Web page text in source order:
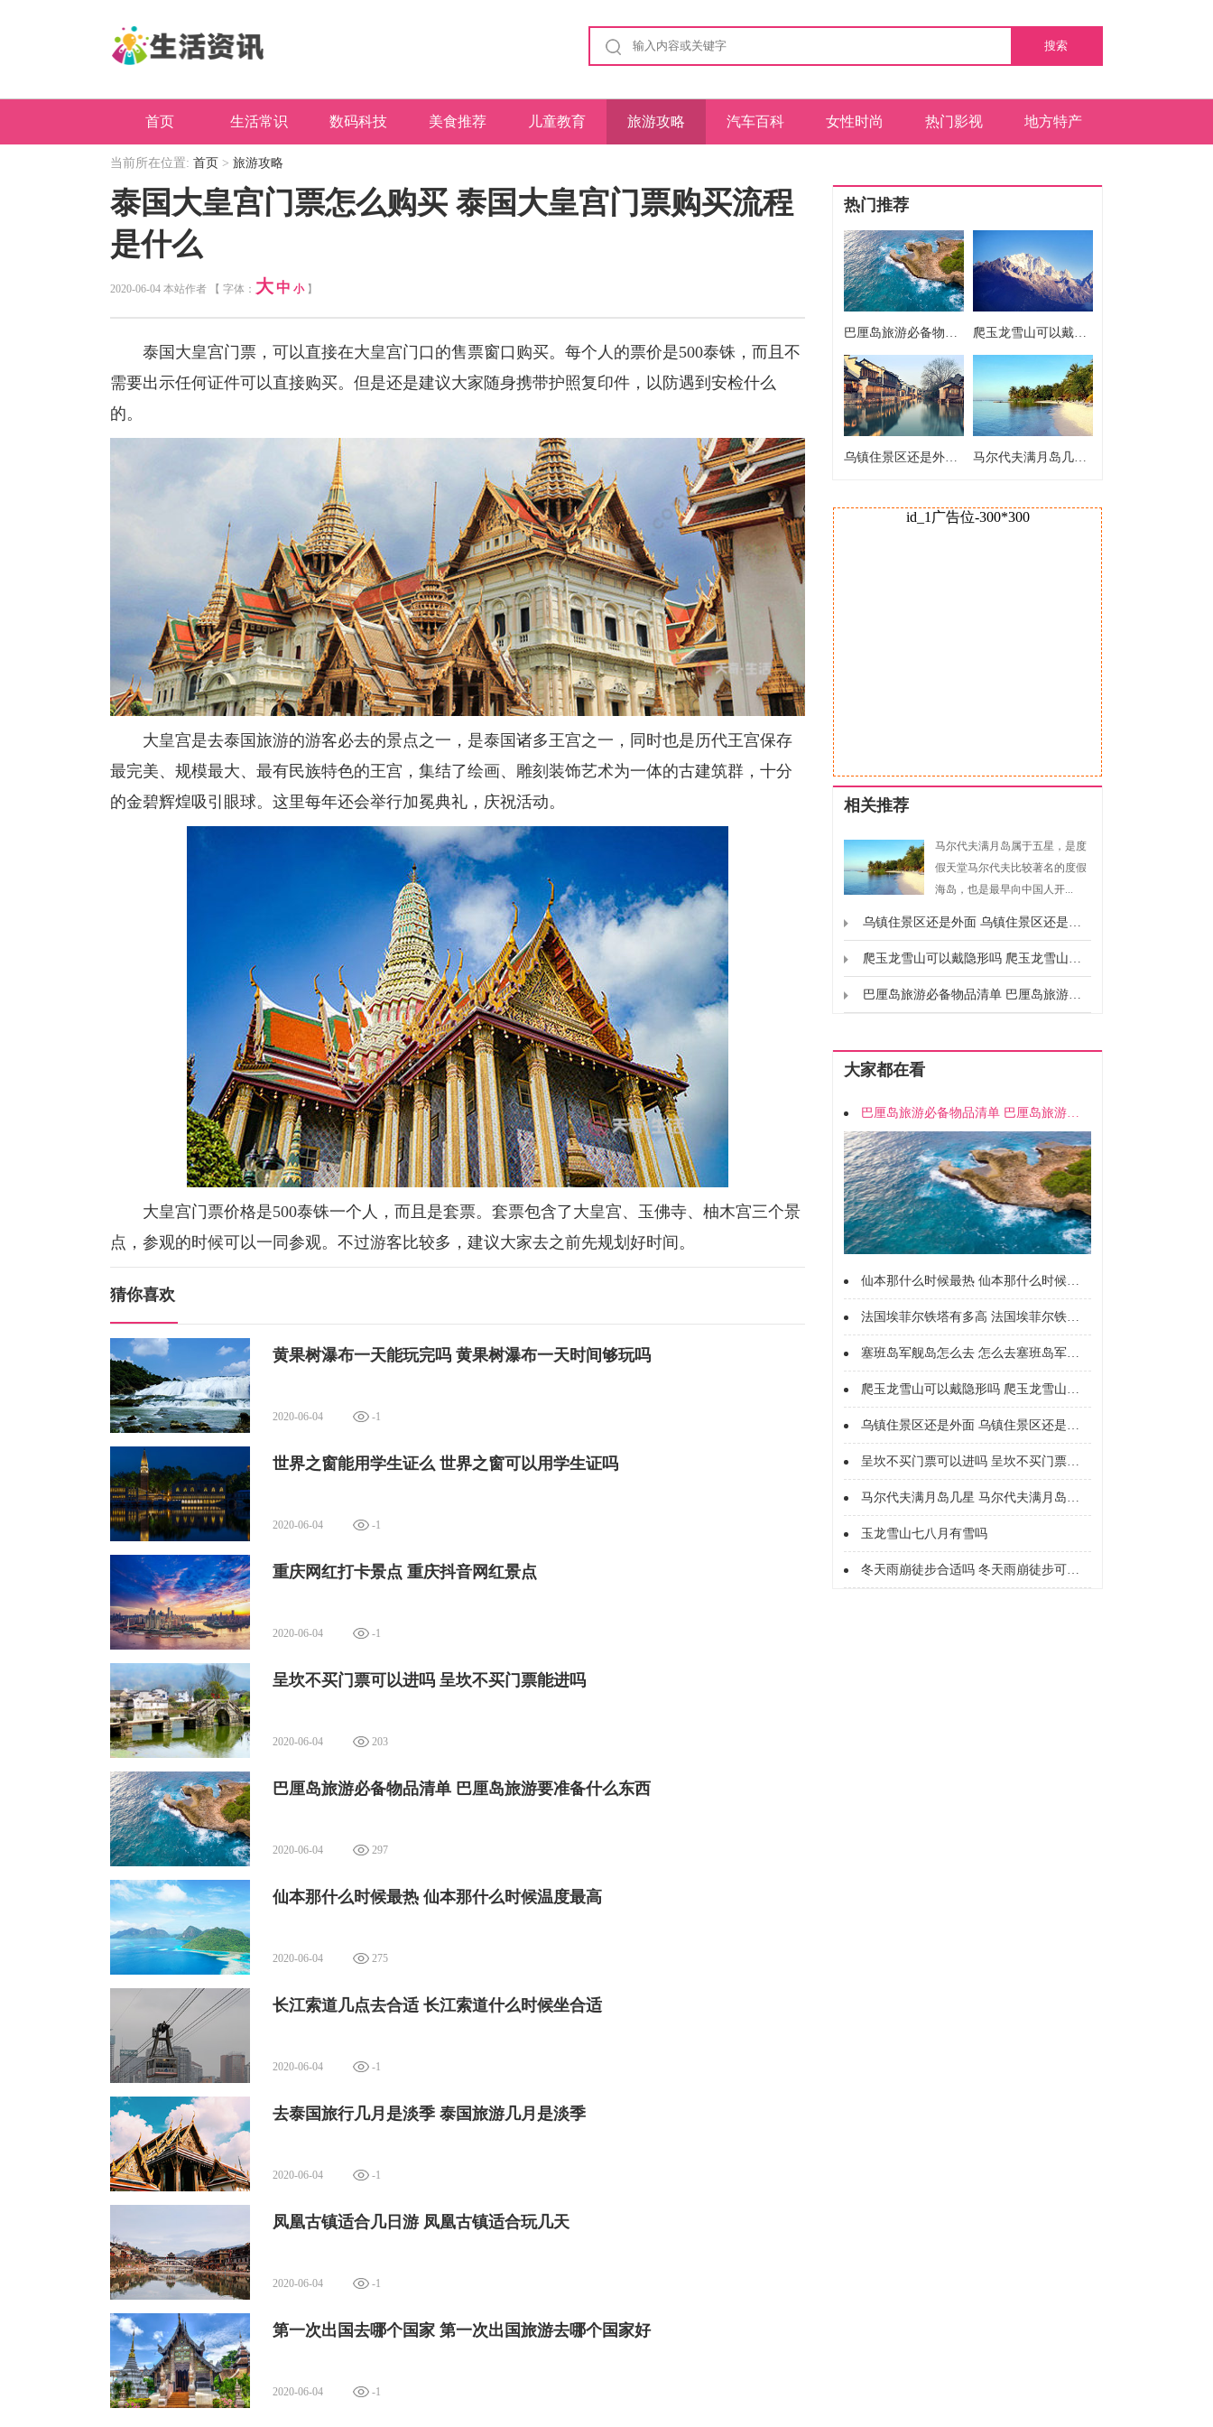
搜索
首页 生活常识 数码科技 美食推荐 儿童教育 旅游攻略 汽车百科 女性时尚 热门影视 地方特产
当前所在位置: 首页 > 旅游攻略
泰国大皇宫门票怎么购买 泰国大皇宫门票购买流程
是什么
2020-06-04 本站作者 【 字体： 大 中 小】
泰国大皇宫门票，可以直接在大皇宫门口的售票窗口购买。每个人的票价是500泰铢，而且不
需要出示任何证件可以直接购买。但是还是建议大家随身携带护照复印件，以防遇到安检什么
的。
大皇宫是去泰国旅游的游客必去的景点之一，是泰国诸多王宫之一，同时也是历代王宫保存
最完美、规模最大、最有民族特色的王宫，集结了绘画、雕刻装饰艺术为一体的古建筑群，十分
的金碧辉煌吸引眼球。这里每年还会举行加冕典礼，庆祝活动。
大皇宫门票价格是500泰铢一个人，而且是套票。套票包含了大皇宫、玉佛寺、柚木宫三个景
点，参观的时候可以一同参观。不过游客比较多，建议大家去之前先规划好时间。
猜你喜欢
黄果树瀑布一天能玩完吗 黄果树瀑布一天时间够玩吗
2020-06-04 -1
世界之窗能用学生证么 世界之窗可以用学生证吗
2020-06-04 -1
重庆网红打卡景点 重庆抖音网红景点
2020-06-04 -1
呈坎不买门票可以进吗 呈坎不买门票能进吗
2020-06-04 203
巴厘岛旅游必备物品清单 巴厘岛旅游要准备什么东西
2020-06-04 297
仙本那什么时候最热 仙本那什么时候温度最高
2020-06-04 275
长江索道几点去合适 长江索道什么时候坐合适
2020-06-04 -1
去泰国旅行几月是淡季 泰国旅游几月是淡季
2020-06-04 -1
凤凰古镇适合几日游 凤凰古镇适合玩几天
2020-06-04 -1
第一次出国去哪个国家 第一次出国旅游去哪个国家好
2020-06-04 -1
热门推荐
巴厘岛旅游必备物品清单 巴厘岛旅游要准备什么东西 爬玉龙雪山可以戴隐形吗 爬玉龙雪山能戴隐形吗
乌镇住景区还是外面 乌镇住景区还是外面好 马尔代夫满月岛几星 马尔代夫满月岛几星级
id_1广告位-300*300
相关推荐
马尔代夫满月岛属于五星，是度
假天堂马尔代夫比较著名的度假
海岛，也是最早向中国人开...
乌镇住景区还是外面 乌镇住景区还是外面好
爬玉龙雪山可以戴隐形吗 爬玉龙雪山能戴隐形吗
巴厘岛旅游必备物品清单 巴厘岛旅游要准备什么东西
大家都在看
巴厘岛旅游必备物品清单 巴厘岛旅游要准备什么东西
仙本那什么时候最热 仙本那什么时候温度最高
法国埃菲尔铁塔有多高 法国埃菲尔铁塔的高度
塞班岛军舰岛怎么去 怎么去塞班岛军舰岛
爬玉龙雪山可以戴隐形吗 爬玉龙雪山能戴隐形吗
乌镇住景区还是外面 乌镇住景区还是外面好
呈坎不买门票可以进吗 呈坎不买门票能进吗
马尔代夫满月岛几星 马尔代夫满月岛几星级
玉龙雪山七八月有雪吗
冬天雨崩徒步合适吗 冬天雨崩徒步可以吗